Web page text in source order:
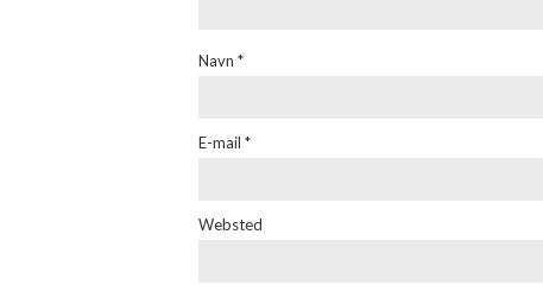
Navn *
E-mail *
Websted